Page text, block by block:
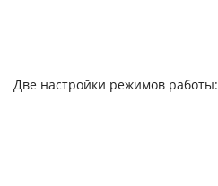
Две настройки режимов работы: